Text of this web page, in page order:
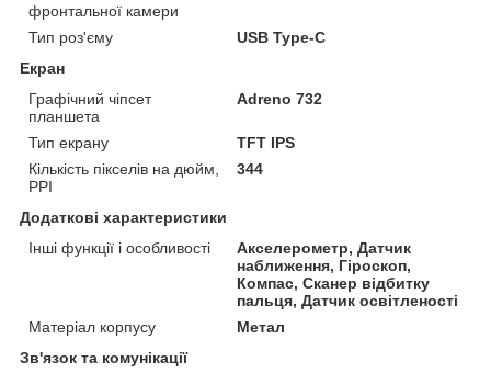
фронтальної камери
Тип роз'єму
USB Type-C
Екран
Графічний чіпсет
планшета
Adreno 732
Тип екрану
TFT IPS
Кількість пікселів на дюйм,
PPI
344
Додаткові характеристики
Інші функції і особливості
Акселерометр, Датчик
наближення, Гіроскоп,
Компас, Сканер відбитку
пальця, Датчик освітленості
Матеріал корпусу
Метал
Зв'язок та комунікації